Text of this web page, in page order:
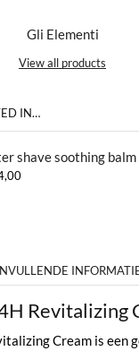
Gli Elementi
View all products
IN…
shave soothing balm
Revitalizing
Cream is een